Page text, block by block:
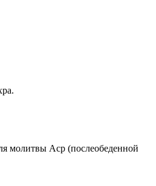
молитвы Аср (послеобеденной